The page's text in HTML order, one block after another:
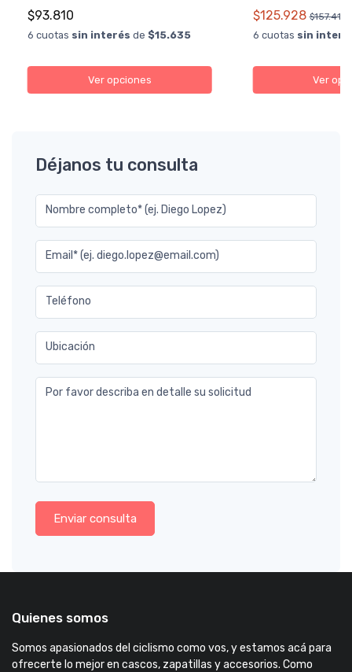
$93.810
6 cuotas sin interés de $15.635
Ver opciones
$125.928 $157.410
6 cuotas sin
Ver
Déjanos tu consulta
Nombre completo* (ej. Diego Lopez)
Email* (ej. diego.lopez@email.com)
Teléfono
Ubicación
Por favor describa en detalle su solicitud
Enviar consulta
Quienes somos
Somos apasionados del ciclismo como vos, y estamos acá para
ofrecerte lo mejor en cascos, zapatillas y accesorios. Como